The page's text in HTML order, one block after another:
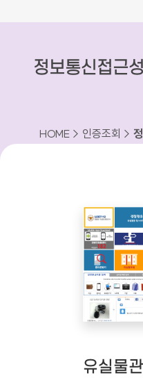
정보통신접근
HOME > 인증조회 >
유실물